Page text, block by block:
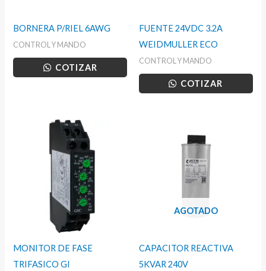
BORNERA P/RIEL 6AWG
CONTROL Y MANDO
COTIZAR
FUENTE 24VDC 3.2A
WEIDMULLER ECO
CONTROL Y MANDO
COTIZAR
MONITOR DE FASE
TRIFASICO GI
AGOTADO
CAPACITOR REACTIVA
5KVAR 240V